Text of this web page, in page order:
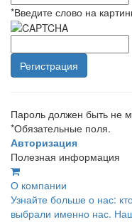
*Введите слово на
Пароль должен быть не
*Обязательные поля.
Авторизация
Полезная информация
О компании
Узнайте больше о нас:
выбрали именно нас.